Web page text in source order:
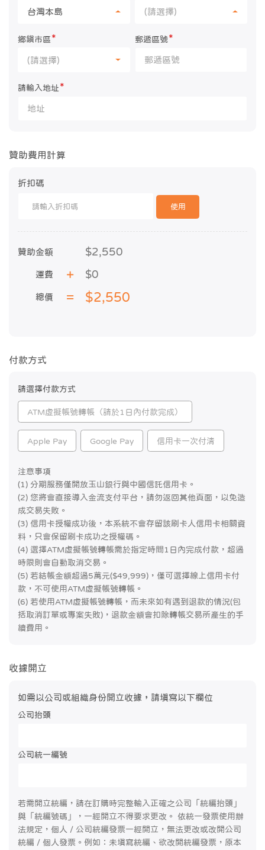
台灣本島 (請選擇)
鄉鎮市區 *
(請選擇)
郵遞區號 *
請輸入地址 *
贊助費用計算
折扣碼
使用
贊助金額 $2,550
運費 $0
總價 $2,550
付款方式
請選擇付款方式
ATM虛擬帳號轉帳（請於1日內付款完成）
Apple Pay Google Pay 信用卡一次付清
注意事項
(1) 分期服務僅開放玉山銀行與中國信託信用卡。
(2) 您將會直接導入金流支付平台，請勿返回其他頁面，以免造
成交易失敗。
(3) 信用卡授權成功後，本系統不會存留該刷卡人信用卡相關資
料，只會保留刷卡成功之授權碼。
(4) 選擇ATM虛擬帳號轉帳需於指定時間1日內完成付款，超過
時限則會自動取消交易。
(5) 若結帳金額超過5萬元($49,999)，僅可選擇線上信用卡付
款，不可使用ATM虛擬帳號轉帳。
(6) 若使用ATM虛擬帳號轉帳，而未來如有遇到退款的情況(包
括取消訂單或專案失敗)，退款金額會扣除轉帳交易所產生的手
續費用。
收據開立
如需以公司或組織身份開立收據，請填寫以下欄位
公司抬頭
公司統一編號
若需開立統編，請在訂購時完整輸入正確之公司「統編抬頭」
與「統編號碼」，一經開立不得要求更改。 依統一發票使用辦
法規定，個人 / 公司統編發票一經開立，無法更改或改開公司
統編 / 個人發票。例如：未填寫統編、欲改開統編發票，原本